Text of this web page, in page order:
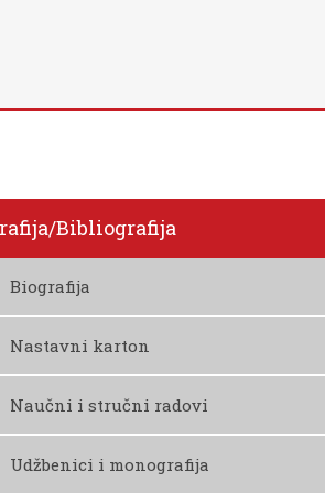
bibliografija
Biografija
Preuzmite Biografiju
Nastavni karton
Preuzmite Nastavni Karton
Naučni i stručni radovi
D., Alizamir M., Piljan I., Piljan T.,
Relationship Between Energy
Udžbenici i monografija